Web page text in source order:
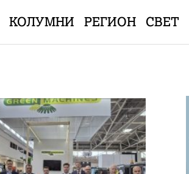
КОЛУМНИ РЕГИОН СВЕТ